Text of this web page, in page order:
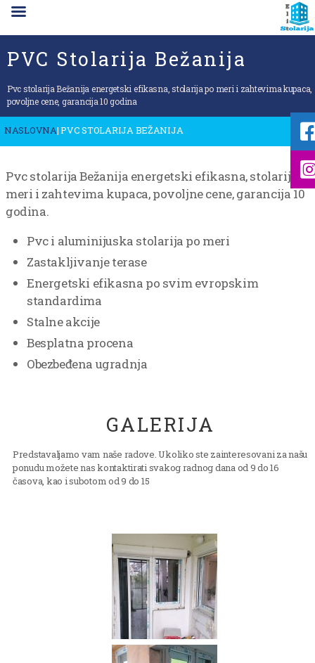
PVC Stolarija Bežanija
Pvc stolarija Bežanija energetski efikasna, stolarija po meri i zahtevima kupaca,
povoljne cene, garancija 10 godina
NASLOVNA| PVC STOLARIJA BEŽANIJA
Pvc stolarija Bežanija energetski efikasna, stolarija po
meri i zahtevima kupaca, povoljne cene, garancija 10
godina.
Pvc i aluminijuska stolarija po meri
Zastakljivanje terase
Energetski efikasna po svim evropskim
standardima
Stalne akcije
Besplatna procena
Obezbeđena ugradnja
GALERIJA
Predstavaljamo vam naše radove. Ukoliko ste zainteresovani za našu
ponudu možete nas kontaktirati svakog radnog dana od 9 do 16
časova, kao i subotom od 9 do 15